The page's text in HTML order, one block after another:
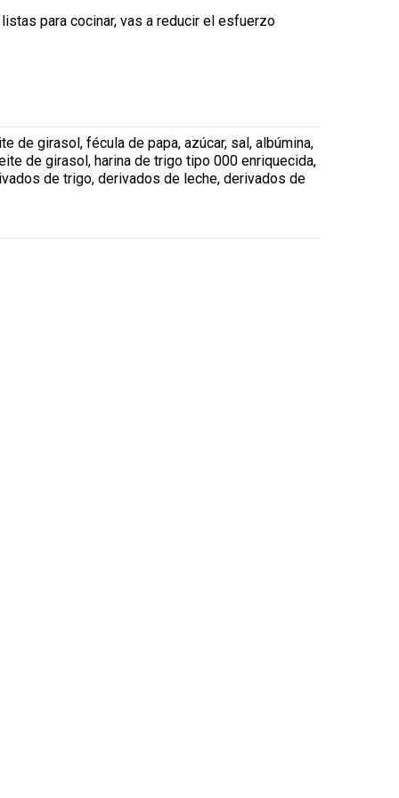
para cocinar, vas a reducir el esfuerzo
de girasol, fécula de papa, azúcar, sal, albúmina,
de girasol, harina de trigo tipo 000 enriquecida,
de trigo, derivados de leche, derivados de